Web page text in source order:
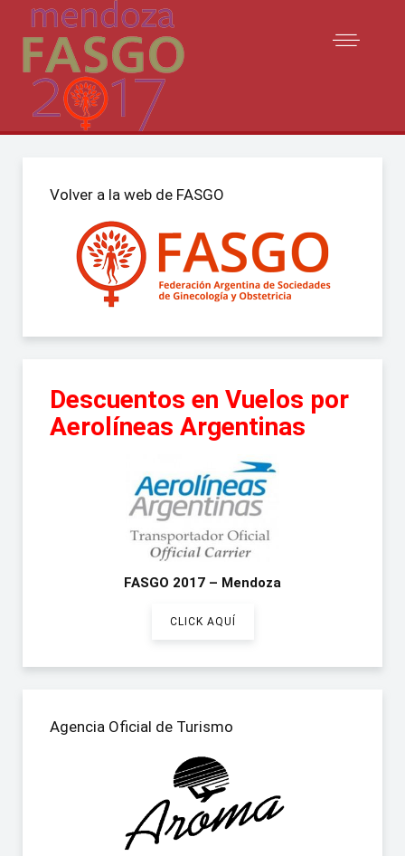
Volver a la web de FASGO
Descuentos en Vuelos por
Aerolíneas Argentinas
FASGO 2017 – Mendoza
CLICK AQUÍ
Agencia Oficial de Turismo